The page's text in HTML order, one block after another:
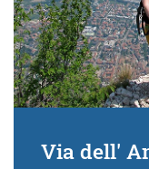
Via dell'